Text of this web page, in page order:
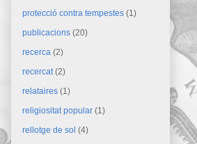
protecció contra tempestes (1)
publicacions (20)
recerca (2)
recercat (2)
relataires (1)
religiositat popular (1)
rellotge de sol (4)